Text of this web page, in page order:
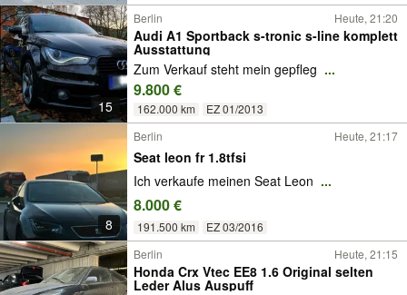
15
Berlin Heute, 21:20
Audi A1 Sportback s-tronic s-line komplett
Ausstattung
Zum Verkauf steht mein gepfleg ...
9.800 €
162.000 km EZ 01/2013
8
Berlin Heute, 21:17
Seat leon fr 1.8tfsi
Ich verkaufe meinen Seat Leon ...
8.000 €
191.500 km EZ 03/2016
Berlin Heute, 21:15
Honda Crx Vtec EE8 1.6 Original selten
Leder Alus Auspuff